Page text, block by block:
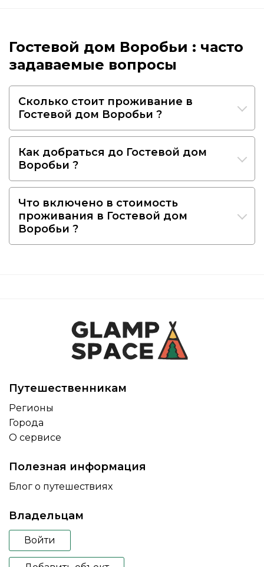
Гостевой дом Воробьи : часто
задаваемые вопросы
Сколько стоит проживание в
Гостевой дом Воробьи ?
Как добраться до Гостевой дом
Воробьи ?
Что включено в стоимость
проживания в Гостевой дом
Воробьи ?
Путешественникам
Регионы
Города
О сервисе
Полезная информация
Блог о путешествиях
Владельцам
Войти